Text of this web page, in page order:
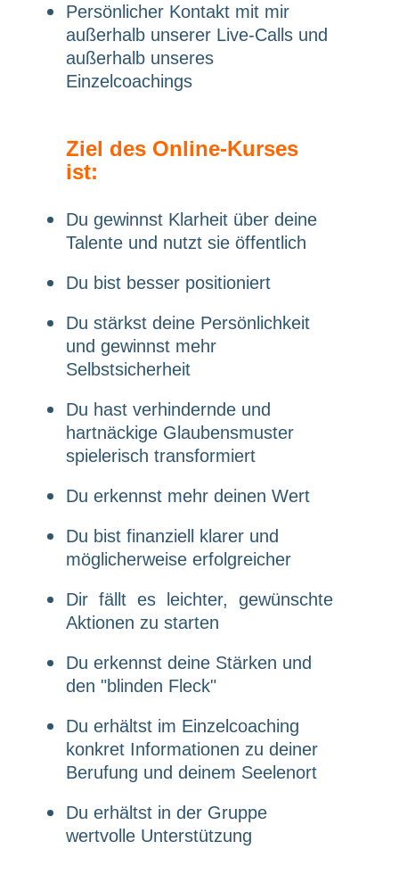
Persönlicher Kontakt mit mir
außerhalb unserer Live-Calls und
außerhalb unseres
Einzelcoachings
Ziel des Online-Kurses
ist:
Du gewinnst Klarheit über deine
Talente und nutzt sie öffentlich
Du bist besser positioniert
Du stärkst deine Persönlichkeit
und gewinnst mehr
Selbstsicherheit
Du hast verhindernde und
hartnäckige Glaubensmuster
spielerisch transformiert
Du erkennst mehr deinen Wert
Du bist finanziell klarer und
möglicherweise erfolgreicher
Dir fällt es leichter, gewünschte
Aktionen zu starten
Du erkennst deine Stärken und
den "blinden Fleck"
Du erhältst im Einzelcoaching
konkret Informationen zu deiner
Berufung und deinem Seelenort
Du erhältst in der Gruppe
wertvolle Unterstützung